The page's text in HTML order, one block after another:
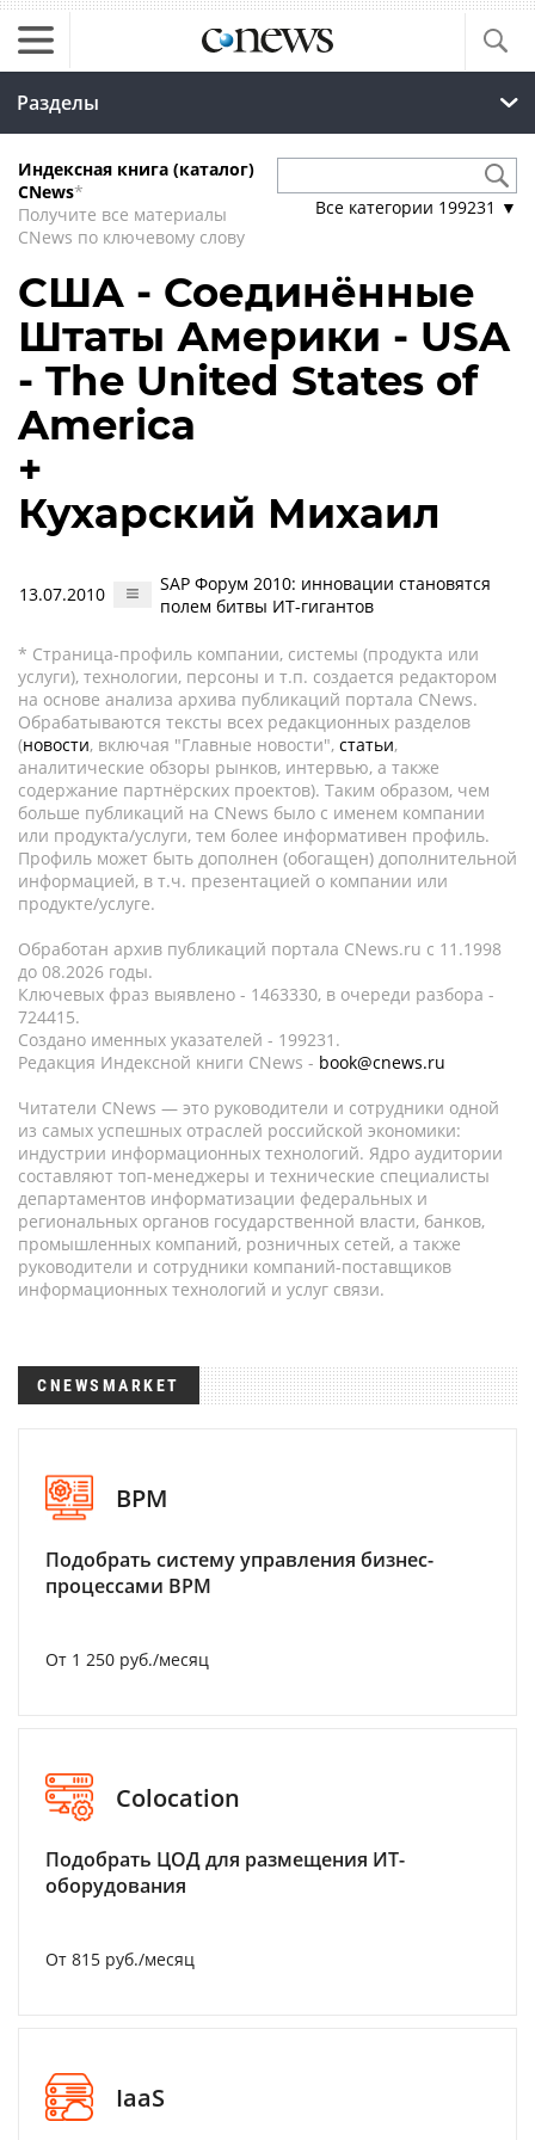
Разделы
Индексная книга (каталог)
CNews*
Получите все материалы
CNews по ключевому слову
Все категории 199231 ▼
США - Соединённые
Штаты Америки - USA
- The United States of
America
+
Кухарский Михаил
13.07.2010
SAP Форум 2010: инновации становятся
полем битвы ИТ-гигантов
* Страница-профиль компании, системы (продукта или
услуги), технологии, персоны и т.п. создается редактором
на основе анализа архива публикаций портала CNews.
Обрабатываются тексты всех редакционных разделов
(новости, включая "Главные новости", статьи,
аналитические обзоры рынков, интервью, а также
содержание партнёрских проектов). Таким образом, чем
больше публикаций на CNews было с именем компании
или продукта/услуги, тем более информативен профиль.
Профиль может быть дополнен (обогащен) дополнительной
информацией, в т.ч. презентацией о компании или
продукте/услуге.
Обработан архив публикаций портала CNews.ru c 11.1998
до 08.2026 годы.
Ключевых фраз выявлено - 1463330, в очереди разбора -
724415.
Создано именных указателей - 199231.
Редакция Индексной книги CNews - book@cnews.ru
Читатели CNews — это руководители и сотрудники одной
из самых успешных отраслей российской экономики:
индустрии информационных технологий. Ядро аудитории
составляют топ-менеджеры и технические специалисты
департаментов информатизации федеральных и
региональных органов государственной власти, банков,
промышленных компаний, розничных сетей, а также
руководители и сотрудники компаний-поставщиков
информационных технологий и услуг связи.
CNEWSMARKET
BPM
Подобрать систему управления бизнес-
процессами BPM
От 1 250 руб./месяц
Colocation
Подобрать ЦОД для размещения ИТ-
оборудования
От 815 руб./месяц
IaaS